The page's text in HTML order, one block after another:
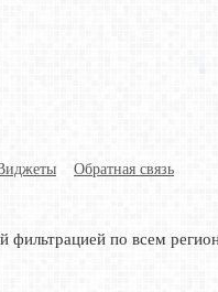
Обратная связь
по всем